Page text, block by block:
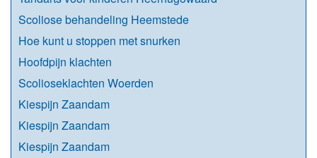
Scoliose behandeling Heemstede
Hoe kunt u stoppen met snurken
Hoofdpijn klachten
Scolioseklachten Woerden
Kiespijn Zaandam
Kiespijn Zaandam
Kiespijn Zaandam